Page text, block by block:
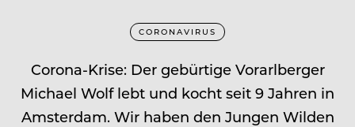
CORONAVIRUS
Corona-Krise: Der gebürtige Vorarlberger
Michael Wolf lebt und kocht seit 9 Jahren in
Amsterdam. Wir haben den Jungen Wilden